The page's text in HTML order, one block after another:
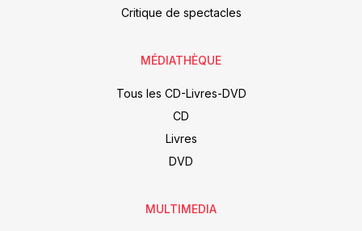
Critique de spectacles
MÉDIATHÈQUE
Tous les CD-Livres-DVD
CD
Livres
DVD
MULTIMEDIA